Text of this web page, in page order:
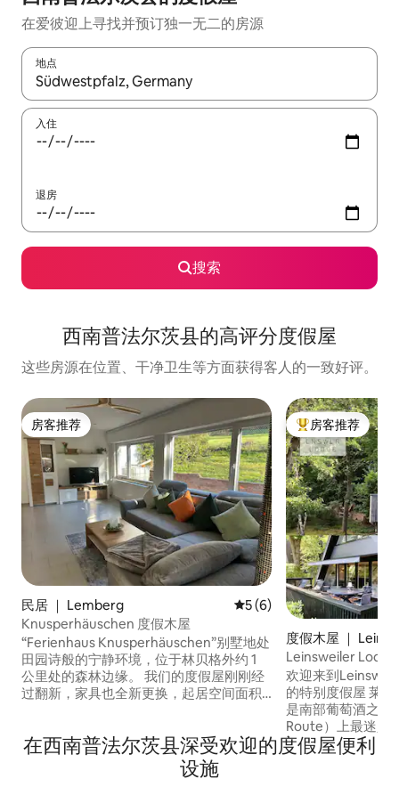
在爱彼迎上寻找并预订独一无二的房源
地点
如有搜索结果，请使用上下方向键查看，或通过点击或滑动手势
入住
退房
搜索
西南普法尔茨县的高评分度假屋
这些房源在位置、干净卫生等方面获得客人的一致好评。
房客推荐
房客推荐
民居 ｜ Lemberg 平均评分 5 分（满分 5 分）
5 (6)
Knusperhäuschen 度假木屋
“Ferienhaus Knusperhäuschen”别墅地处
田园诗般的宁静环境，位于林贝格外约 1
公里处的森林边缘。 我们的度假屋刚刚经
过翻新，家具也全新更换，起居空间面积
接从房源出发，探索众多徒步小径和自行
车道。 让自己在普法尔茨森林自然公园
（Palatinate Forest Nature Park）的度假
热门「房客推荐」
房客推荐
度假木屋 ｜
Leinsweiler
欢迎来到
的特别度假屋 莱恩斯韦勒（Leinsweiler）
是南部葡萄酒之
Route）上最迷人
森林的阳光明媚的
屋正在等待您的到
在西南普法尔茨县深受欢迎的度假屋便利
设施